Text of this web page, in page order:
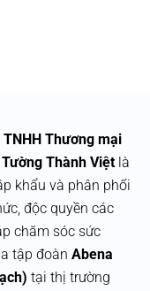
TNHH Thương mại
Thành Việtlà
khẩu và phân phối
độc quyền các
chăm sóc sức
tập đoàn Abena
tại thị trường